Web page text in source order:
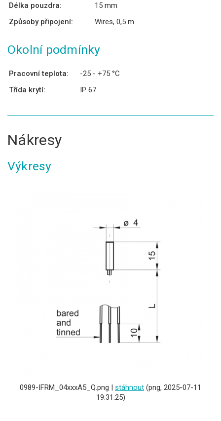
Délka pouzdra:
15 mm
Způsoby připojení:
Wires, 0,5 m
Okolní podmínky
Pracovní teplota:
-25 - +75 °C
Třída krytí:
IP 67
Nákresy
Výkresy
0989-IFRM_04xxxA5_Q.png | stáhnout (png, 2025-07-11
19:31:25)